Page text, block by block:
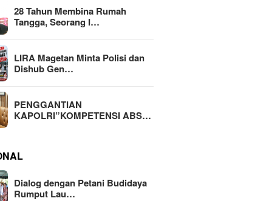
28 Tahun Membina Rumah
Tangga, Seorang I…
LIRA Magetan Minta Polisi dan
Dishub Gen…
PENGGANTIAN
KAPOLRI”KOMPETENSI ABS…
Dialog dengan Petani Budidaya
Rumput Lau…